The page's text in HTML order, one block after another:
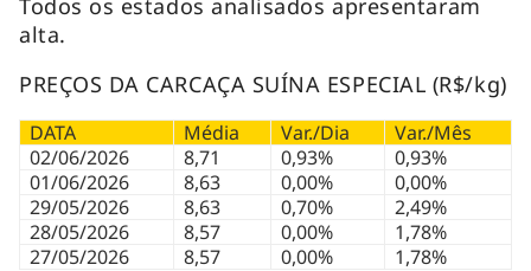
alta.
PREÇOS DA CARCAÇA SUÍNA ESPECIAL (R$/kg)
DATA Média Var./Dia
Var./Mês
02/06/2026
8,71 0,93%
0,93%
01/06/2026
8,63 0,00%
0,00%
29/05/2026
8,63 0,70%
2,49%
28/05/2026
8,57 0,00%
1,78%
27/05/2026
8,57 0,00% 1,78%